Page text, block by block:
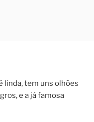
linda, tem uns olhões
e a já famosa